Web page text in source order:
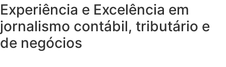
Experiência e Excelência em
jornalismo contábil, tributário e
de negócios